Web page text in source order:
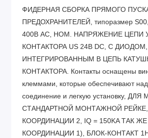
ФИДЕРНАЯ СБОРКА ПРЯМОГО
ПРЕДОХРАНИТЕЛЕЙ, типоразмер
400В АС, НОМ. НАПРЯЖЕНИЕ ЦЕПИ
КОНТАКТОРА US 24В DC, С ДИОДОМ,
ИНТЕГРИРОВАННЫМ В ЦЕПЬ
КОНТАКТОРА. Контакты оснащены
клеммами, которые обеспечивают
соединение и легкую установку,
СТАНДАРТНОЙ МОНТАЖНОЙ
КООРДИНАЦИИ 2, IQ = 150KA ТАК
КООРДИНАЦИИ 1), БЛОК-КОНТАКТ